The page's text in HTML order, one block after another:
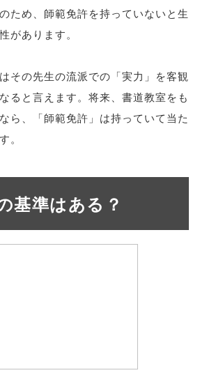
ため、師範免許を持っていないと生
があります。
その先生の流派での「実力」を客観
ると言えます。将来、書道教室をも
ら、「師範免許」は持っていて当た
。
基準はある？